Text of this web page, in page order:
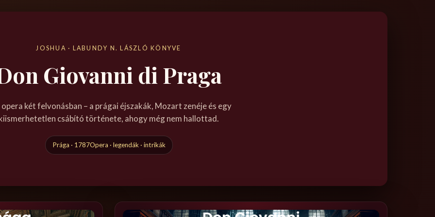
JOSHUA · LABUNDY N. LÁSZLÓ KÖNYVE
Giovanni di Praga
opera két felvonásban – a prágai éjszakák, Mozart zenéje és egy
csábító története, ahogy még nem hallottad.
Prága · 1787Opera · legendák · intrikák